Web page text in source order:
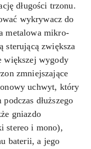
długości trzonu.
wykrywacz do
metalowa mikro-
sterującą zwiększa
większej wygody
zmniejszające
uchwyt, który
dłuższego
gniazdo
stereo i mono),
baterii, a jego